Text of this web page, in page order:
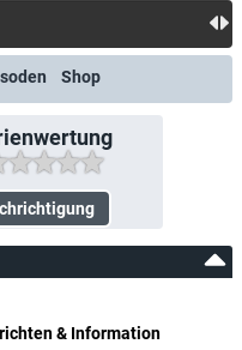
Shop
& Information